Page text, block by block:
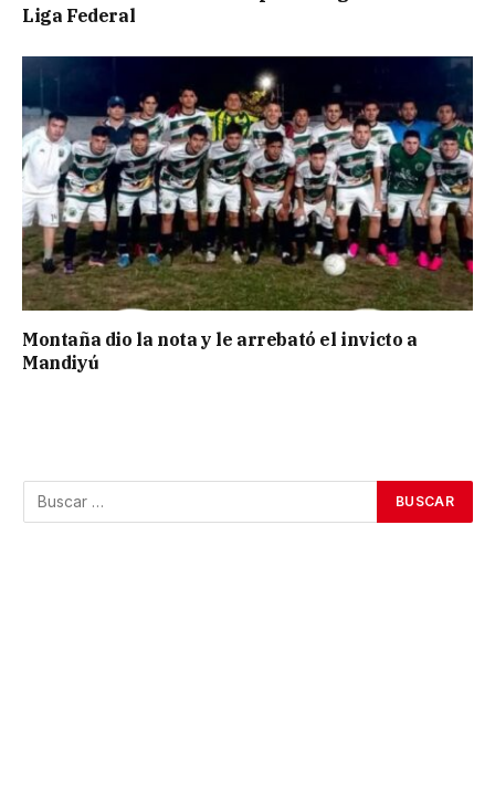
Liga Federal
Montaña dio la nota y le arrebató el invicto a
Mandiyú